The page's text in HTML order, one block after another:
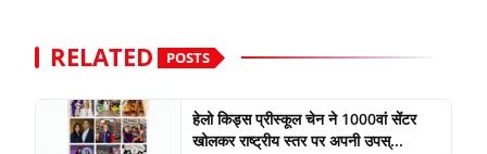
RELATED POSTS
हेलो किड्स प्रीस्कूल चेन ने 1000वां सेंटर
खोलकर राष्ट्रीय स्तर पर अपनी उपस्...